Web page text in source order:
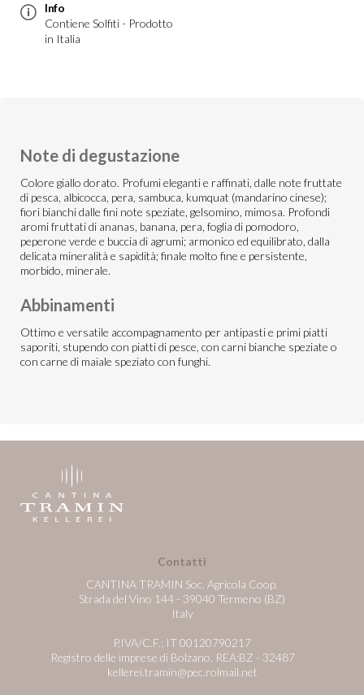
Info
Contiene Solfiti - Prodotto
in Italia
Note di degustazione
Colore giallo dorato. Profumi eleganti e raffinati, dalle note fruttate
di pesca, albicocca, pera, sambuca, kumquat (mandarino cinese);
fiori bianchi dalle fini note speziate, gelsomino, mimosa. Profondi
aromi fruttati di ananas, banana, pera, foglia di pomodoro,
peperone verde e buccia di agrumi; armonico ed equilibrato, dalla
delicata mineralità e sapidità; finale molto fine e persistente,
morbido, minerale.
Abbinamenti
Ottimo e versatile accompagnamento per antipasti e primi piatti
saporiti, stupendo con piatti di pesce, con carni bianche speziate o
con carne di maiale speziato con funghi.
Contatti
CANTINA TRAMIN Soc. Agricola Coop.
Strada del Vino 144 - 39040 Termeno (BZ)
Italy
P.IVA/C.F.: IT 00120790217
Registro delle imprese di Bolzano, REA:BZ - 32487
kellerei.tramin@pec.rolmail.net